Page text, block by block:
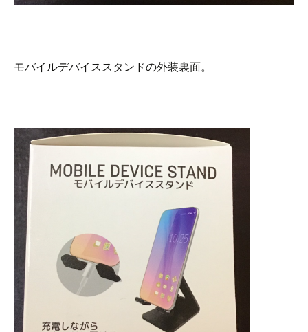
モバイルデバイススタンドの外装裏面。